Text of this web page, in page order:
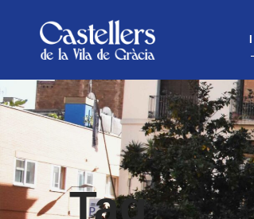
Tag